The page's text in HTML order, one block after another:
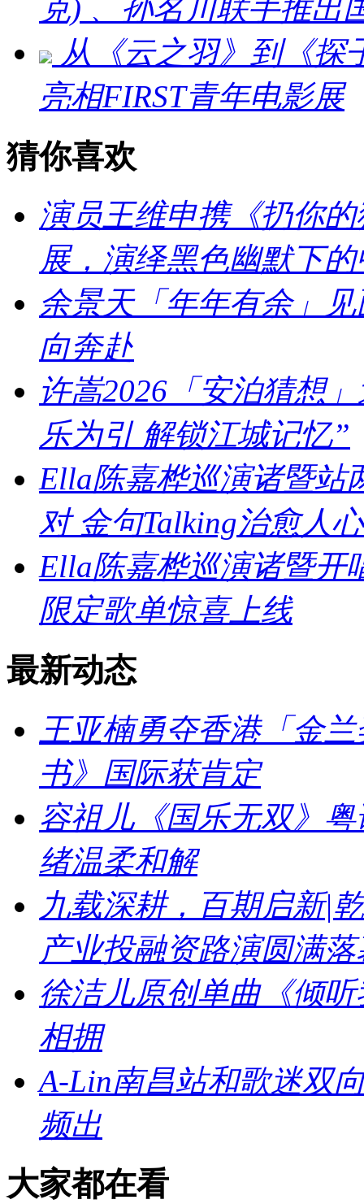
克) 、孙名川联手推出
从《云之羽》到《探
亮相FIRST青年电影展
猜你喜欢
演员王维申携《扔你
展，演绎黑色幽默下
余景天「年年有余」
向奔赴
许嵩2026「安泊猜想
乐为引 解锁江城记忆”
Ella陈嘉桦巡演诸暨站
对 金句Talking治愈人心
Ella陈嘉桦巡演诸暨开
限定歌单惊喜上线
最新动态
王亚楠勇夺香港「金
书》国际获肯定
容祖儿《国乐无双》
绪温柔和解
九载深耕，百期启新|
产业投融资路演圆满落
徐洁儿原创单曲《倾
相拥
A-Lin南昌站和歌迷双
频出
大家都在看